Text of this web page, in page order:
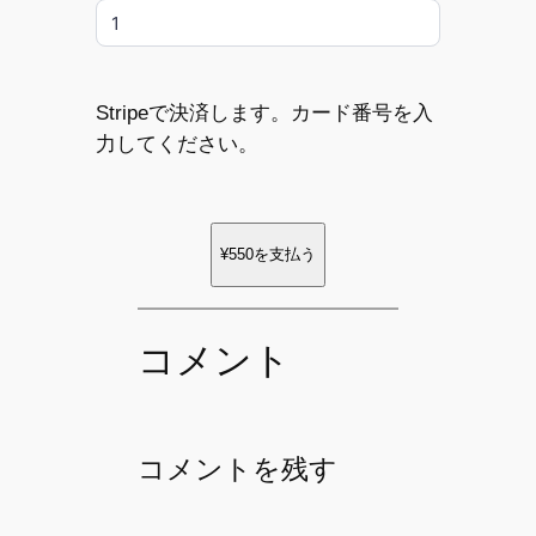
Stripeで決済します。カード番号を入
力してください。
¥550を支払う
コメント
コメントを残す